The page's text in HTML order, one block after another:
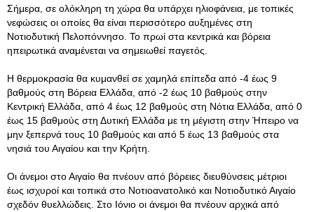
Σήμερα, σε ολόκληρη τη χώρα θα υπάρχει ηλιοφάνεια, με τοπικές
νεφώσεις οι οποίες θα είναι περισσότερο αυξημένες στη
Νοτιοδυτική Πελοπόννησο. Το πρωί στα κεντρικά και βόρεια
ηπειρωτικά αναμένεται να σημειωθεί παγετός.
Η θερμοκρασία θα κυμανθεί σε χαμηλά επίπεδα από -4 έως 9
βαθμούς στη Βόρεια Ελλάδα, από -2 έως 10 βαθμούς στην
Κεντρική Ελλάδα, από 4 έως 12 βαθμούς στη Νότια Ελλάδα, από 0
έως 15 βαθμούς στη Δυτική Ελλάδα με τη μέγιστη στην Ήπειρο να
μην ξεπερνά τους 10 βαθμούς και από 5 έως 13 βαθμούς στα
νησιά του Αιγαίου και την Κρήτη.
Οι άνεμοι στο Αιγαίο θα πνέουν από βόρειες διευθύνσεις μέτριοι
έως ισχυροί και τοπικά στο Νοτιοανατολικό και Νοτιοδυτικό Αιγαίο
σχεδόν θυελλώδεις. Στο Ιόνιο οι άνεμοι θα πνέουν αρχικά από